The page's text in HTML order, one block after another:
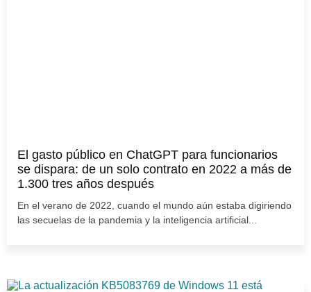
El gasto público en ChatGPT para funcionarios
se dispara: de un solo contrato en 2022 a más de
1.300 tres años después
En el verano de 2022, cuando el mundo aún estaba digiriendo
las secuelas de la pandemia y la inteligencia artificial...